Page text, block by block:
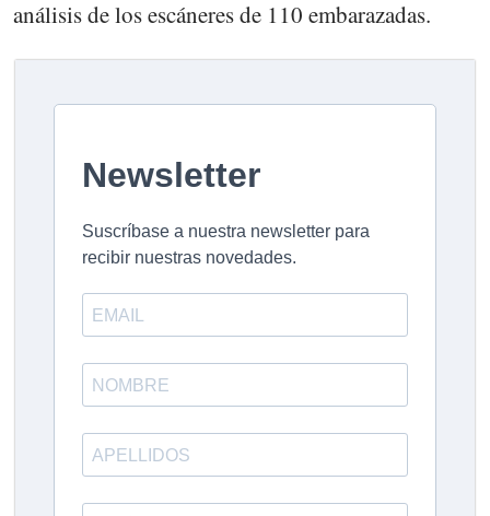
análisis de los escáneres de 110 embarazadas.